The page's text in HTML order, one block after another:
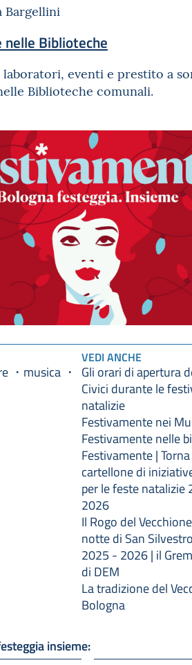
Bargellini
Biblioteche
eventi e prestito a
Biblioteche comunali.
musica
VEDI ANCHE
Gli orari di apertura
Civici durante le
natalizie
Festivamente nei
Festivamente nelle
Festivamente |
cartellone di
per le feste natalizie
2026
Il Rogo del
notte di San Silvestro
2025 - 2026 | il
di DEM
La tradizione del
Bologna
insieme: